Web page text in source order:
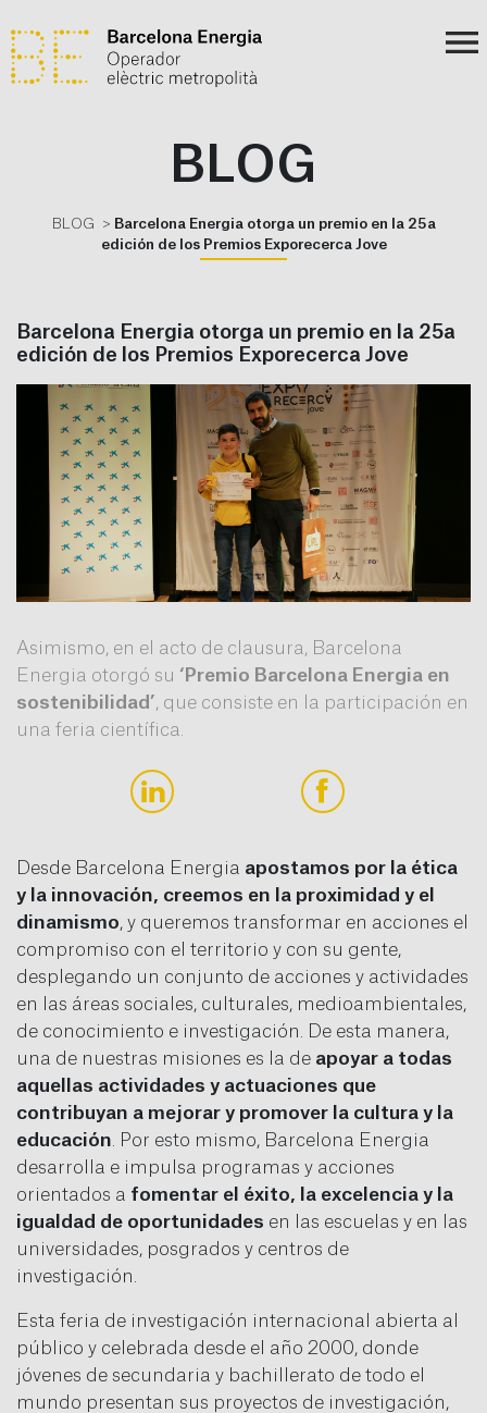
BLOG
BLOG
Barcelona Energia otorga un premio en la 25a
edición de los Premios Exporecerca Jove
Barcelona Energia otorga un premio en la 25a
edición de los Premios Exporecerca Jove
Asimismo, en el acto de clausura, Barcelona
Energia otorgó su ‘Premio Barcelona Energia en
sostenibilidad’, que consiste en la participación en
una feria científica.
Desde Barcelona Energia apostamos por la ética
y la innovación, creemos en la proximidad y el
dinamismo, y queremos transformar en acciones el
compromiso con el territorio y con su gente,
desplegando un conjunto de acciones y actividades
en las áreas sociales, culturales, medioambientales,
de conocimiento e investigación. De esta manera,
una de nuestras misiones es la de apoyar a todas
aquellas actividades y actuaciones que
contribuyan a mejorar y promover la cultura y la
educación . Por esto mismo, Barcelona Energia
desarrolla e impulsa programas y acciones
orientados a fomentar el éxito, la excelencia y la
igualdad de oportunidades en las escuelas y en las
universidades, posgrados y centros de
investigación.
Esta feria de investigación internacional abierta al
público y celebrada desde el año 2000, donde
jóvenes de secundaria y bachillerato de todo el
mundo presentan sus proyectos de investigación,